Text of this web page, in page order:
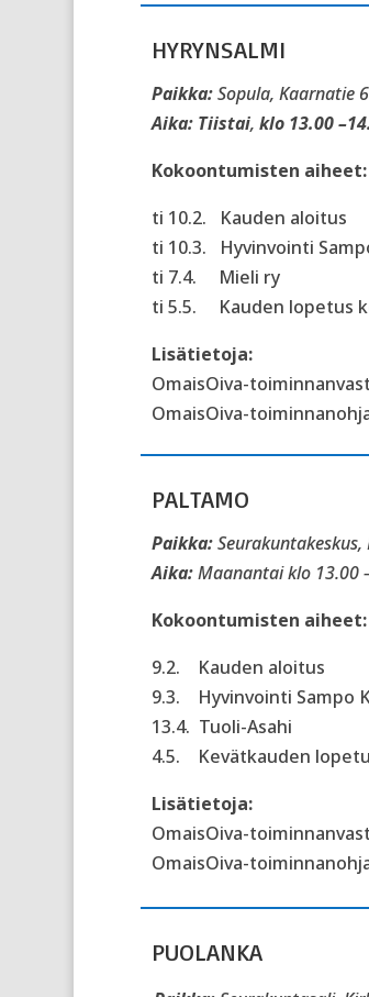
HYRYNSALMI
Paikka:Sopula, Kaarnatie 6
Aika: Tiistai, klo 13.00
Kokoontumisten aiheet:
ti 10.2.
Kauden aloitus
ti 10.3.
Hyvinvointi
ti 7.4. Mieli ry
ti 5.5.
Kauden lopetus
Lisätietoja:
OmaisOiva-
OmaisOiva-
PALTAMO
Paikka:
Aika:Maanantai klo 13.00
Kokoontumisten aiheet:
9.2.
Kauden aloitus
9.3.
Hyvinvointi Sampo
13.4. Tuoli-Asahi
4.5.
Kevätkauden
Lisätietoja:
OmaisOiva-
OmaisOiva-
PUOLANKA